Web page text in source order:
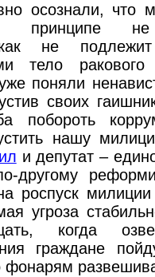
осознали, что
не
не подлежит
тело
поняли
своих
побороть
нашу
и депутат –
другому
роспуск
угроза
когда
граждане
фонарям